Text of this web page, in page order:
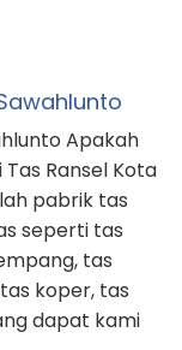
Apakah
Ransel Kota
pabrik tas
seperti tas
tas
koper, tas
dapat kami